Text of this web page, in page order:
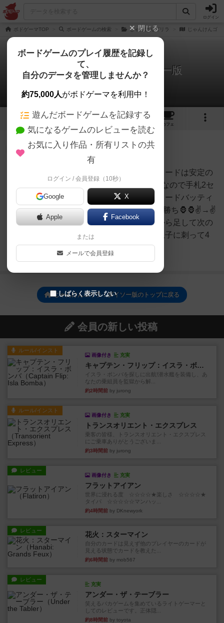
ログイン
ボドゲーマTOP ボードゲームの検索 じゃんけんゴリラ じゃんけんゴ
じゃんけんゴリラ：ダイソー版
1件のルール/インスト
3 5
カフェ
156名
じゃんけんゴリラ🦍ダイソー版カードは安定の
エンボス👍品質が最高に良い3人なので手札2セ
ット持ち🦍は全てに勝てる最強カードバッティ
ングすると打ち消し✌️✌️🖐→🖐の勝ち🦍🦍✌️→✌️
の勝ち✊✌️🖐→もう1枚得点の山から足して次の
勝負手札は使い切って全て補充息子に刺って4
連続勝...
じゃんけんゴリラ：ダイソー版のトップに戻る
会員の新しい投稿
ルール/インスト
画像付き 充実
キャプテン・フリップ：イスラ・ボンバ
イスラ・ボンバを探しに出航!潜水艦を装備し、あ
なたの乗組員を監獄から解...
約2時間前 by jurong
ルール/インスト
画像付き 充実
トランスオリエント・エクスプレス
乗客の皆様、トランスオリエント・エクスプレス
にご乗車ありがとうございま...
約3時間前 by jurong
レビュー
画像付き 充実
フラットアイアン
世界に浸れる度 ☆☆☆☆★楽しさ ☆☆☆☆★
タイパ ☆☆☆☆☆マンハッ...
約4時間前 by DKnewyork
レビュー 花火：スターマイン
自分のカードは見えず他のプレイヤーのカードが
見える状態でカードを教えた...
約6時間前 by mob567
レビュー
充実
アンダー・ザ・テーブラー
笑えるバカゲームを集めているライトゲーマーと
してのレビューです。正体隠...
約8時間前 by toyota
閉じる
ボードゲームのプレイ履歴を記録し
て、
自分のデータを管理しませんか？
約75,000人がボドゲーマを利用中！
遊んだボードゲームを記録する
気になるゲームのレビューを読む
お気に入り作品・所有リストの共
有
ログイン / 会員登録（10秒）
Google X
Apple Facebook
または
メールで会員登録
しばらく表示しない